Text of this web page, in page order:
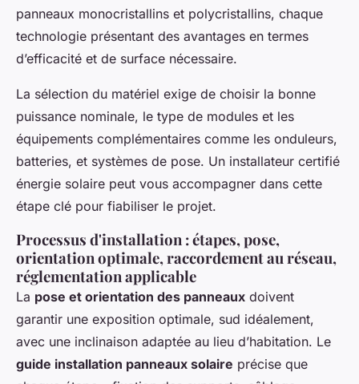
panneaux monocristallins et polycristallins, chaque
technologie présentant des avantages en termes
d’efficacité et de surface nécessaire.
La sélection du matériel exige de choisir la bonne
puissance nominale, le type de modules et les
équipements complémentaires comme les onduleurs,
batteries, et systèmes de pose. Un installateur certifié
énergie solaire peut vous accompagner dans cette
étape clé pour fiabiliser le projet.
Processus d'installation : étapes, pose,
orientation optimale, raccordement au réseau,
réglementation applicable
La pose et orientation des panneaux doivent
garantir une exposition optimale, sud idéalement,
avec une inclinaison adaptée au lieu d’habitation. Le
guide installation panneaux solaire précise que